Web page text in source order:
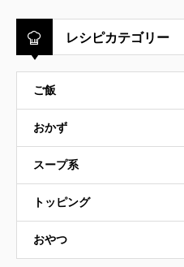
レシピカテゴリー
ご飯
おかず
スープ系
トッピング
おやつ